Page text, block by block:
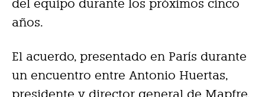
del equipo durante los próximos cinco
años.
El acuerdo, presentado en París durante
un encuentro entre Antonio Huertas,
presidente y director general de Mapfre,